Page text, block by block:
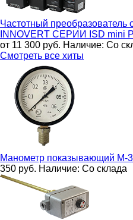
Частотный
INNOVERT СЕРИИ ISD mini
от 11 300 руб. Наличие: Со
Смотреть все хиты
Манометр показывающий М-
350 руб. Наличие: Со склада